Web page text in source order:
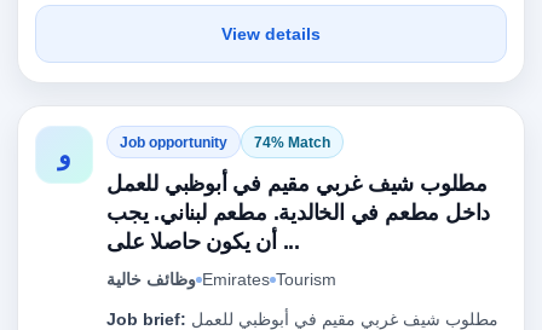
View details
و Job opportunity 74% Match
مطلوب شيف غربي مقيم في أبوظبي للعمل
داخل مطعم في الخالدية. مطعم لبناني. يجب
أن يكون حاصلا على ...
وظائف خالية Emirates Tourism
Job brief: